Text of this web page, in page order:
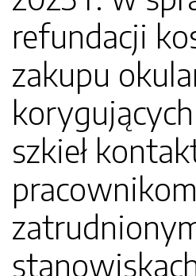
refundacji
zakupu
szkieł
pracownikom